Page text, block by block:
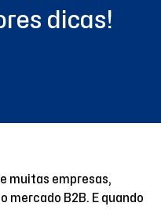
dicas!
muitas empresas,
mercado B2B. E quando